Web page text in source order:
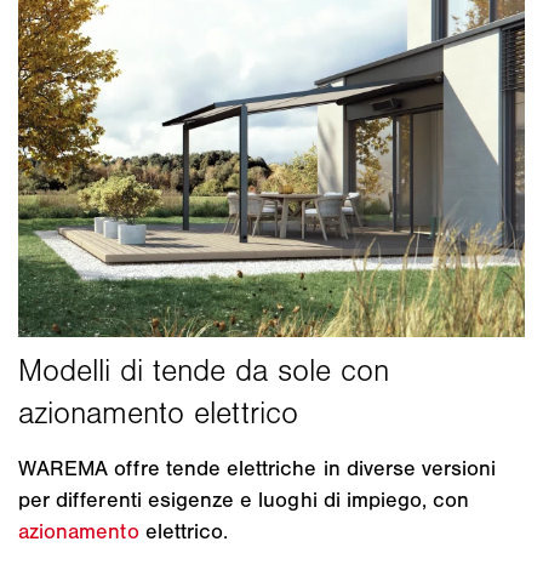
WAREMA offre tende elettriche in diverse versioni
per differenti esigenze e luoghi di impiego, con
azionamentoelettrico.